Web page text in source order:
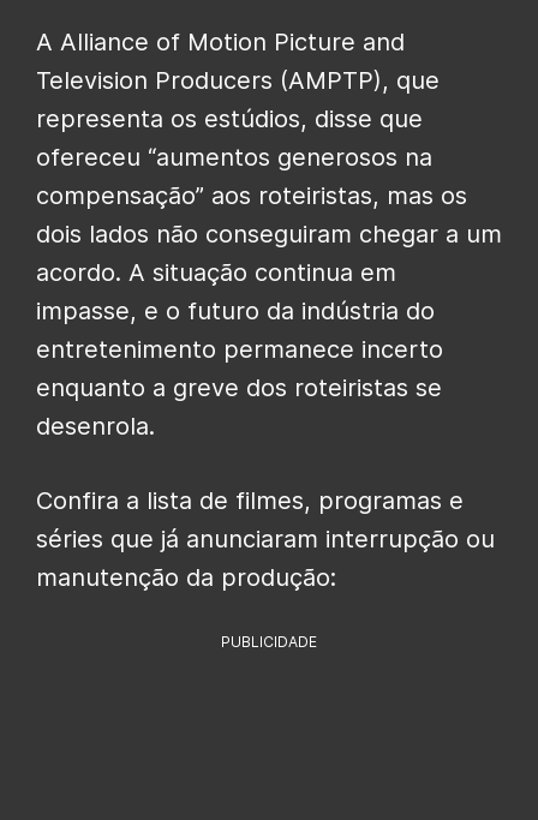
A Alliance of Motion Picture and
Television Producers (AMPTP), que
representa os estúdios, disse que
ofereceu “aumentos generosos na
compensação” aos roteiristas, mas os
dois lados não conseguiram chegar a um
acordo. A situação continua em
impasse, e o futuro da indústria do
entretenimento permanece incerto
enquanto a greve dos roteiristas se
desenrola.
Confira a lista de filmes, programas e
séries que já anunciaram interrupção ou
manutenção da produção:
PUBLICIDADE